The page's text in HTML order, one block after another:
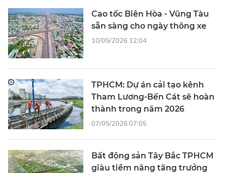
Cao tốc Biên Hòa - Vũng Tàu
sẵn sàng cho ngày thông xe
10/05/2026 12:04
TPHCM: Dự án cải tạo kênh
Tham Lương-Bến Cát sẽ hoàn
thành trong năm 2026
07/05/2026 07:05
Bất động sản Tây Bắc TPHCM
giàu tiềm năng tăng trưởng